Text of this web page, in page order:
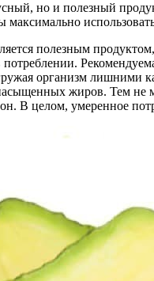
но и полезный
максимально
полезным
организм лишними
жиров. Тем не
В целом, умеренное